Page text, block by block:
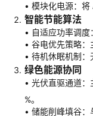
• 模块化电源：
智能节能算法
• 自适应功率调
• 谷电优先策略
• 待机休眠机制
绿色能源协同
• 光伏直驱通道
%。
• 储能削峰填谷